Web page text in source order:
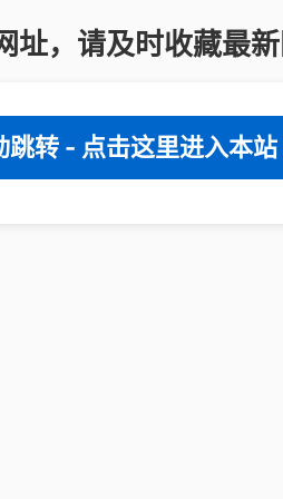
址，请及时收藏最
跳转 - 点击这里进入本站